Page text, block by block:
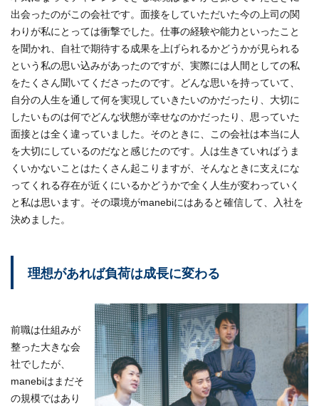
出会ったのがこの会社です。面接をしていただいた今の上司の関
わりが私にとっては衝撃でした。仕事の経験や能力といったこと
を聞かれ、自社で期待する成果を上げられるかどうかが見られる
という私の思い込みがあったのですが、実際には人間としての私
をたくさん聞いてくださったのです。どんな思いを持っていて、
自分の人生を通して何を実現していきたいのかだったり、大切に
したいものは何でどんな状態が幸せなのかだったり、思っていた
面接とは全く違っていました。そのときに、この会社は本当に人
を大切にしているのだなと感じたのです。人は生きていればうま
くいかないことはたくさん起こりますが、そんなときに支えにな
ってくれる存在が近くにいるかどうかで全く人生が変わっていく
と私は思います。その環境がmanebiにはあると確信して、入社を
決めました。
理想があれば負荷は成長に変わる
前職は仕組みが
整った大きな会
社でしたが、
manebiはまだそ
の規模ではあり